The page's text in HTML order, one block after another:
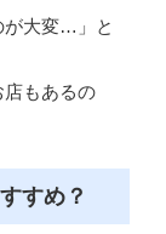
が大変…」と
もあるの
すめ？